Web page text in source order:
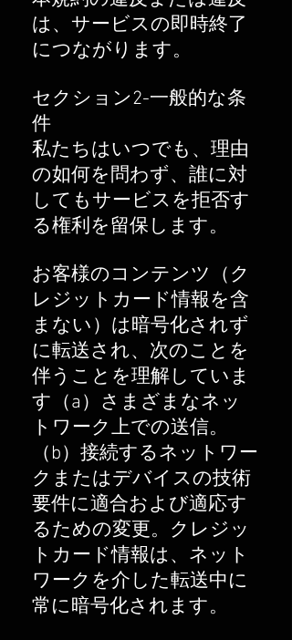
は、サービスの即時終了
につながります。
セクション2-一般的な条
件
私たちはいつでも、理由
の如何を問わず、誰に対
してもサービスを拒否す
る権利を留保します。
お客様のコンテンツ（ク
レジットカード情報を含
まない）は暗号化されず
に転送され、次のことを
伴うことを理解していま
す（a）さまざまなネッ
トワーク上での送信。
（b）接続するネットワー
クまたはデバイスの技術
要件に適合および適応す
るための変更。クレジッ
トカード情報は、ネット
ワークを介した転送中に
常に暗号化されます。